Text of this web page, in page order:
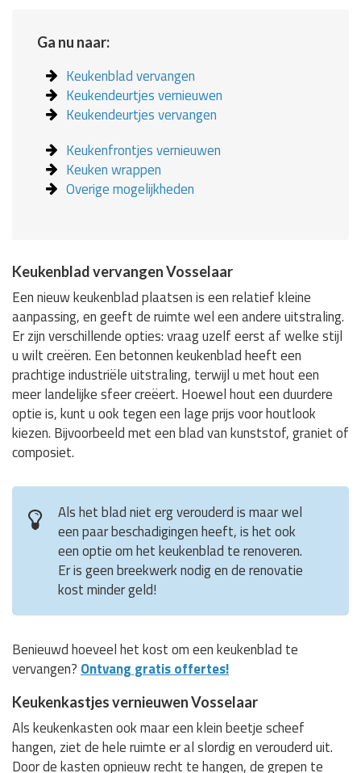
Ga nu naar:
Keukenblad vervangen
Keukendeurtjes vernieuwen
Keukendeurtjes vervangen
Keukenfrontjes vernieuwen
Keuken wrappen
Overige mogelijkheden
Keukenblad vervangen Vosselaar
Een nieuw keukenblad plaatsen is een relatief kleine
aanpassing, en geeft de ruimte wel een andere uitstraling.
Er zijn verschillende opties: vraag uzelf eerst af welke stijl
u wilt creëren. Een betonnen keukenblad heeft een
prachtige industriële uitstraling, terwijl u met hout een
meer landelijke sfeer creëert. Hoewel hout een duurdere
optie is, kunt u ook tegen een lage prijs voor houtlook
kiezen. Bijvoorbeeld met een blad van kunststof, graniet of
composiet.
Als het blad niet erg verouderd is maar wel
een paar beschadigingen heeft, is het ook
een optie om het keukenblad te renoveren.
Er is geen breekwerk nodig en de renovatie
kost minder geld!
Benieuwd hoeveel het kost om een keukenblad te
vervangen? Ontvang gratis offertes!
Keukenkastjes vernieuwen Vosselaar
Als keukenkasten ook maar een klein beetje scheef
hangen, ziet de hele ruimte er al slordig en verouderd uit.
Door de kasten opnieuw recht te hangen, de grepen te